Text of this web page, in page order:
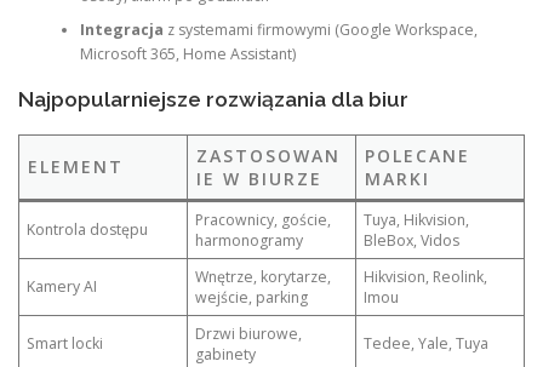
Integracja z systemami firmowymi (Google Workspace,
Microsoft 365, Home Assistant)
Najpopularniejsze rozwiązania dla biur
ELEMENT
ZASTOSOWAN
IE W BIURZE
POLECANE
MARKI
Kontrola dostępu
Pracownicy, goście,
harmonogramy
Tuya, Hikvision,
BleBox, Vidos
Kamery AI
Wnętrze, korytarze,
wejście, parking
Hikvision, Reolink,
Imou
Smart locki
Drzwi biurowe,
gabinety
Tedee, Yale, Tuya